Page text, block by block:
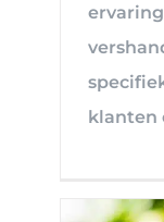
klanten